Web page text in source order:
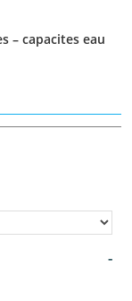
– capacites eau
-